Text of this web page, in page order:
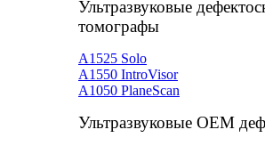
Ультразвуковые
томографы
А1525 Solo
А1550 IntroVisor
А1050 PlaneScan
Ультразвуковые ОЕМ